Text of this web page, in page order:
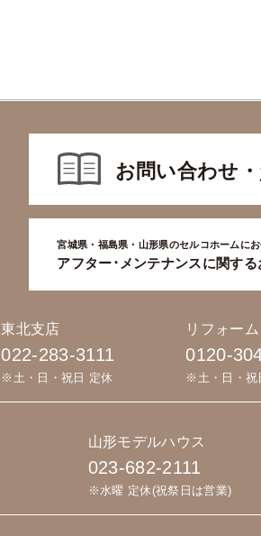
お問い合わせ
宮城県・福島県・山形県のセルコホームに
アフター･メンテナンスに関す
東北支店
022-283-3111
※土・日・祝日 定休
リフォー
0120-
※土・日・祝
山形モデルハウス
023-682-2111
※水曜 定休(祝祭日は営業)